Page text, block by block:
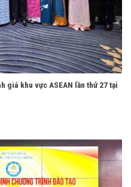
giá khu vực ASEAN lần thứ 27 tại